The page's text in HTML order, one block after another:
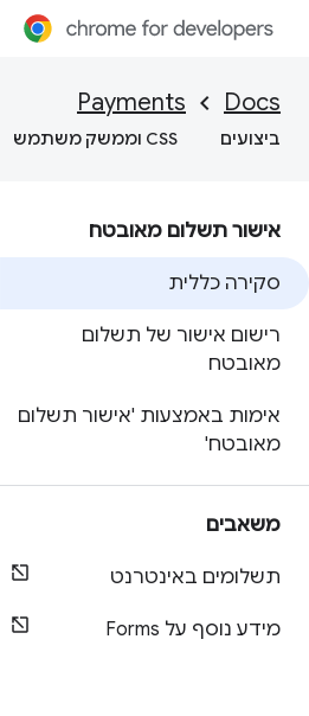
Docs
Payments
ביצועים CSS וממשק משתמש
אישור תשלום מאובטח
סקירה כללית
רישום אישור של תשלום
מאובטח
אימות באמצעות 'אישור תשלום
מאובטח'
משאבים
תשלומים באינטרנט
מידע נוסף על Forms